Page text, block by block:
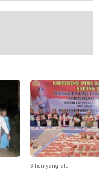
3 hari yang lalu